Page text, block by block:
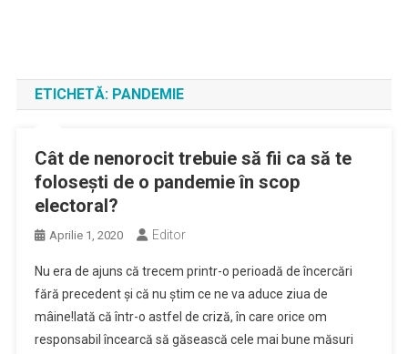
ETICHETĂ: PANDEMIE
Cât de nenorocit trebuie să fii ca să te
foloseşti de o pandemie în scop
electoral?
Aprilie 1, 2020 Editor
Nu era de ajuns că trecem printr-o perioadă de încercări
fără precedent şi că nu ştim ce ne va aduce ziua de
mâine!Iată că într-o astfel de criză, în care orice om
responsabil încearcă să găsească cele mai bune măsuri